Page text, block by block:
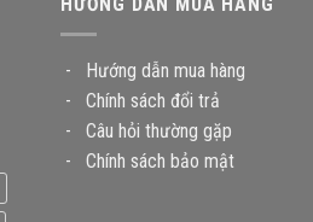
HƯỚNG DẪN MUA HÀNG
- Hướng dẫn mua hàng
- Chính sách đổi trả
- Câu hỏi thường gặp
- Chính sách bảo mật